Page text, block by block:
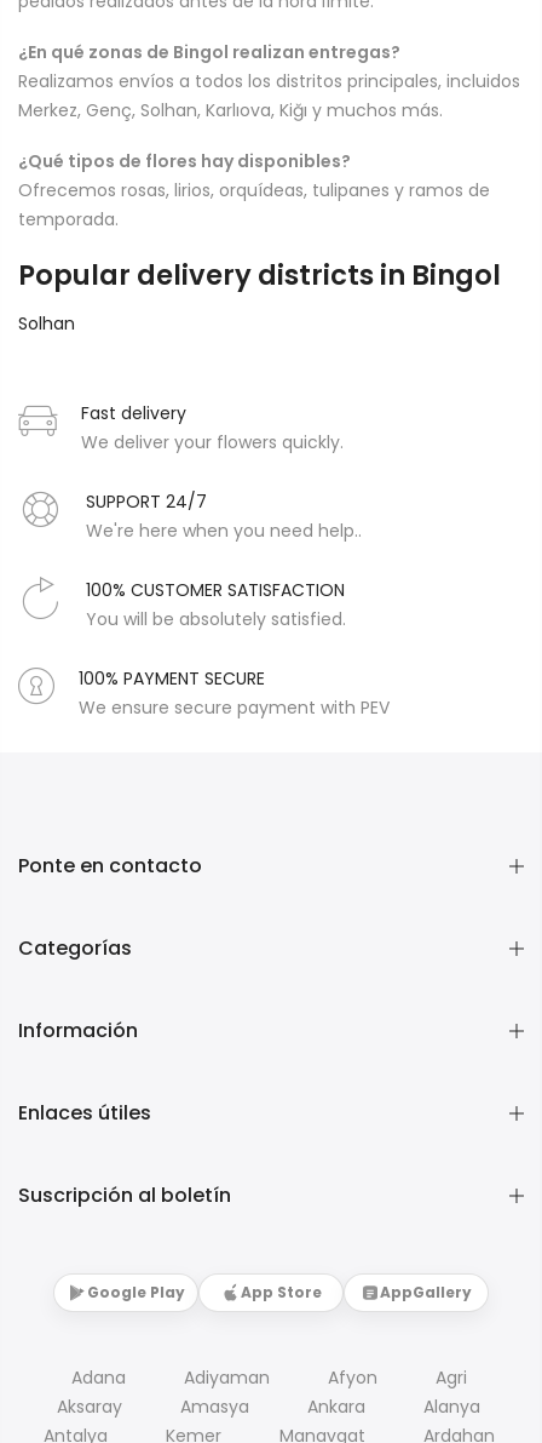
¿En qué zonas de Bingol realizan entregas?
Realizamos envíos a todos los distritos principales, incluidos
Merkez, Genç, Solhan, Karlıova, Kiğı y muchos más.
¿Qué tipos de flores hay disponibles?
Ofrecemos rosas, lirios, orquídeas, tulipanes y ramos de
temporada.
Popular delivery districts in Bingol
Solhan
Fast delivery
We deliver your flowers quickly.
SUPPORT 24/7
We're here when you need help..
100% CUSTOMER SATISFACTION
You will be absolutely satisfied.
100% PAYMENT SECURE
We ensure secure payment with PEV
Ponte en contacto
Categorías
Información
Enlaces útiles
Suscripción al boletín
Google Play App Store AppGallery
Adana Adiyaman Afyon
Agri
Aksaray
Amasya Ankara
Alanya
Antalya
Kemer Manavgat Ardahan